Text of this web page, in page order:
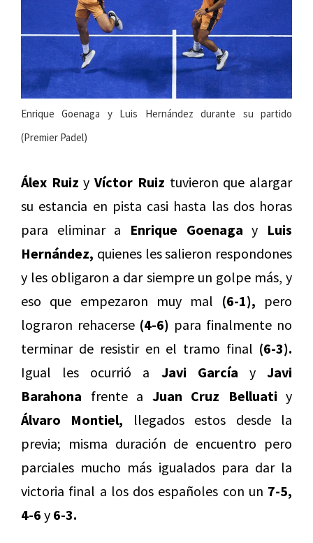
Enrique Goenaga y Luis Hernández durante su partido
(Premier Padel)
Álex Ruiz yVíctor Ruiz tuvieron que alargar
su estancia en pista casi hasta las dos horas
para eliminar a Enrique Goenaga y Luis
Hernández, quienes les salieron respondones
y les obligaron a dar siempre un golpe más, y
eso que empezaron muy mal (6-1), pero
lograron rehacerse (4-6) para finalmente no
terminar de resistir en el tramo final (6-3).
Igual les ocurrió a Javi García yJavi
Barahona frente a Juan Cruz Belluati y
Álvaro Montiel, llegados estos desde la
previa; misma duración de encuentro pero
parciales mucho más igualados para dar la
victoria final a los dos españoles con un 7-5,
4-6 y 6-3.